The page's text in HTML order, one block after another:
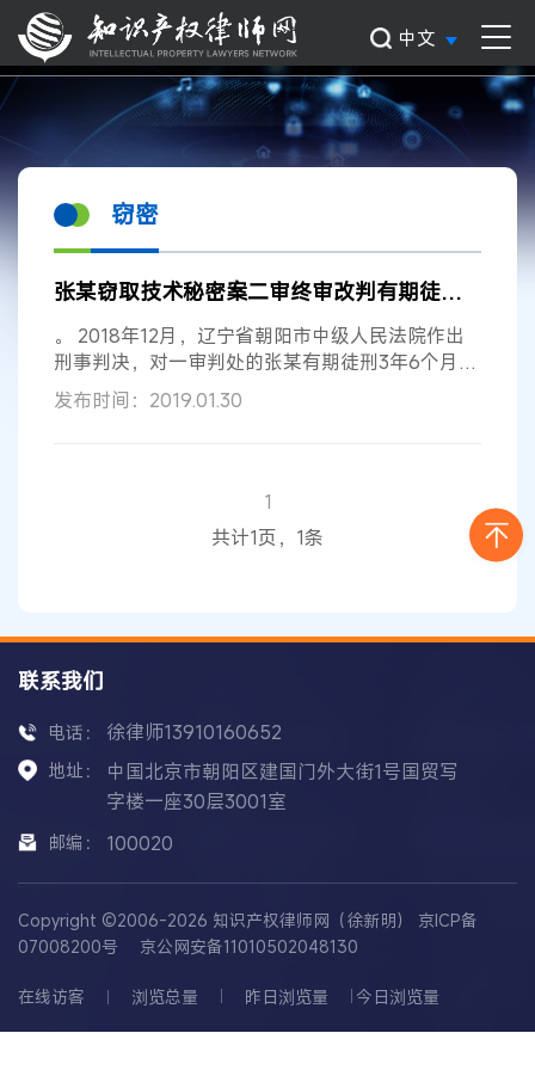
中文
窃密
张某窃取技术秘密案二审终审改判有期徒刑5年、罚金200万元
。 2018年12月，辽宁省朝阳市中级人民法院作出
刑事判决，对一审判处的张某有期徒刑3年6个月并
处罚金100万元等进行改判，判处张某有期徒刑5年
并处罚金200万元，刑期自2018年12月24日起至
业商业秘密等知识产权的保护力度正在不断加大，
高新技术企业更要谨防技术秘密以申请专利的方式
被泄密，进行反同行窃密
发布时间：2019.01.30
1
共计1页，1条
联系我们
电话： 徐律师13910160652
地址：
中国北京市朝阳区建国门外大街1号国贸写
字楼一座30层3001室
邮编： 100020
Copyright ©2006-2026 知识产权律师网（徐新明） 京ICP备
07008200号
京公网安备11010502048130
在线访客 浏览总量 昨日浏览量 今日浏览量